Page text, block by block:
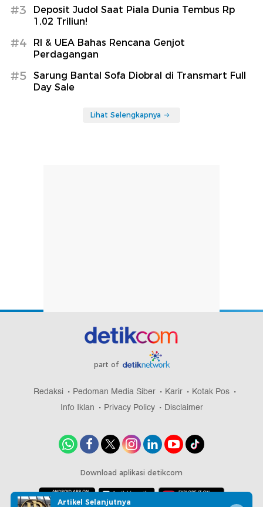
#3
Deposit Judol Saat Piala Dunia Tembus Rp
1,02 Triliun!
#4
RI & UEA Bahas Rencana Genjot
Perdagangan
#5
Sarung Bantal Sofa Diobral di Transmart Full
Day Sale
Lihat Selengkapnya
part of
Redaksi Pedoman Media Siber Karir
Kotak Pos
Info Iklan
Privacy Policy Disclaimer
Download aplikasi detikcom
Artikel Selanjutnya